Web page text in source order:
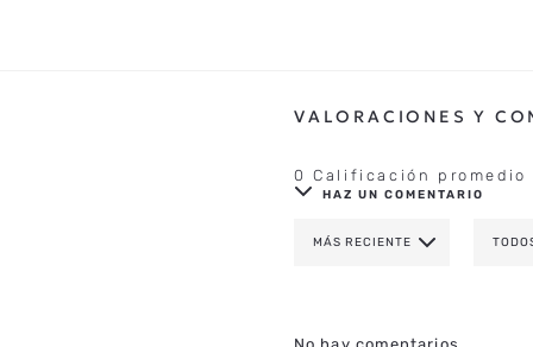
0 Calificación promedio
HAZ UN COMENTARIO
TÍTULO
MÁS RECIENTE